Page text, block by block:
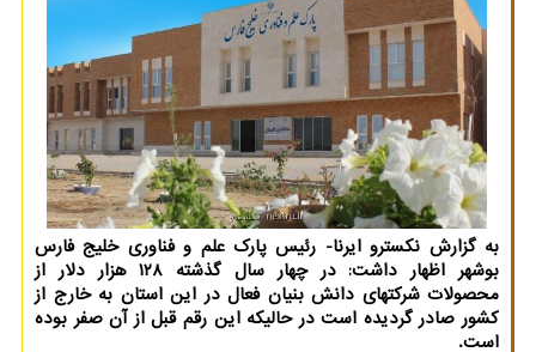
به گزارش نکسترو ایرنا- رئیس پارک علم و فناوری خلیج فارس
بوشهر اظهار داشت: در چهار سال گذشته ۱۲۸ هزار دلار از
محصولات شرکتهای دانش بنیان فعال در این استان به خارج از
کشور صادر گردیده است در حالیکه این رقم قبل از آن صفر بوده
است.